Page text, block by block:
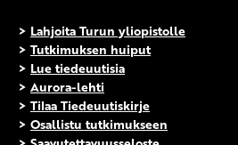
> Lahjoita Turun yliopistolle
> Tutkimuksen huiput
> Lue tiedeuutisia
> Aurora-lehti
> Tilaa Tiedeuutiskirje
> Osallistu tutkimukseen